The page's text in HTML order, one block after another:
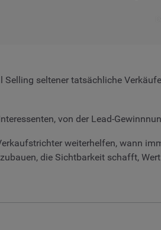
seltener tatsächliche
von der Lead-
weiterhelfen, wann
die Sichtbarkeit schafft,